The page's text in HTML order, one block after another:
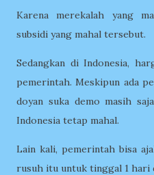
Karena merekalah yang
subsidi yang mahal tersebut.
Sedangkan di Indonesia,
pemerintah. Meskipun ada
doyan suka demo masih
Indonesia tetap mahal.
Lain kali, pemerintah bisa
rusuh itu untuk tinggal 1 hari